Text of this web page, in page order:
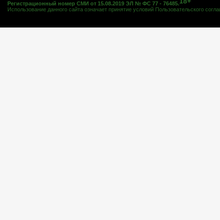
Регистрационный номер СМИ от 15.08.2019 ЭЛ № ФС 77 - 76485.
Использование данного сайта означает принятие условий Пользовательского